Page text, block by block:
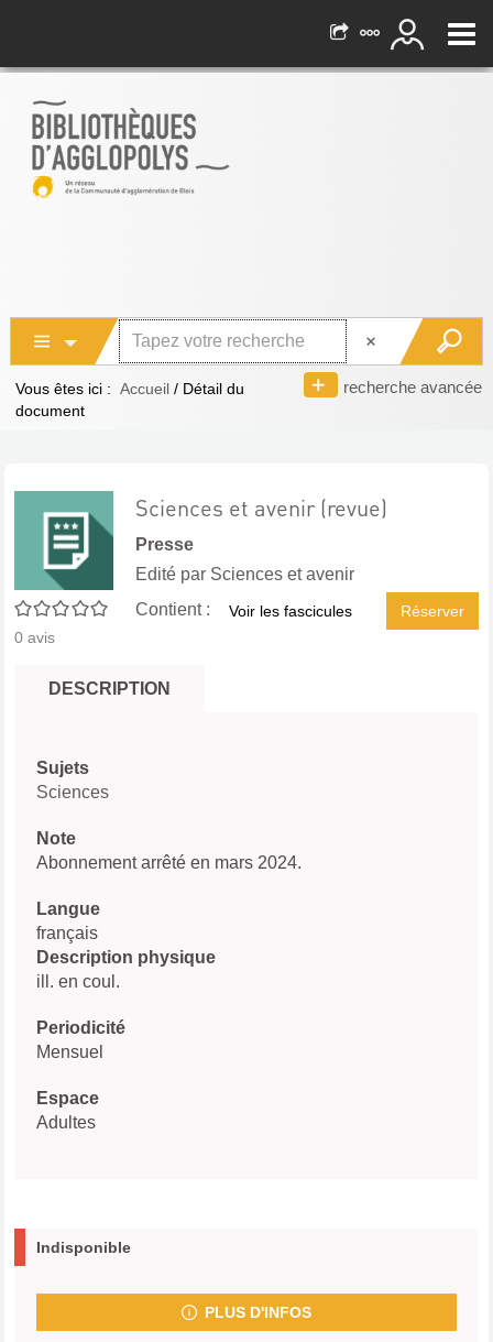
recherche avancée
Vous êtes ici : Accueil / Détail du
document
0/5
0 avis
Sciences et avenir (revue)
Presse
Edité par Sciences et avenir
Réserver
Contient : Voir les fascicules
DESCRIPTION
Sujets
Sciences
Note
Abonnement arrêté en mars 2024.
Langue
français
Description physique
ill. en coul.
Periodicité
Mensuel
Espace
Adultes
Indisponible
PLUS D'INFOS